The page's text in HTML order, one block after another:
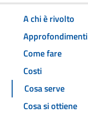
A chi è rivolto
Approfondimenti
Come fare
Costi
Cosa serve
Cosa si ottiene